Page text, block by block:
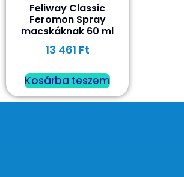
Feliway Classic
Feromon Spray
macskáknak 60 ml
13 461 Ft
Kosárba teszem